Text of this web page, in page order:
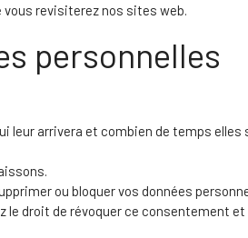
revisiterez nos sites web.
personnelles
leur arrivera et combien de temps elles
ou bloquer vos données
le droit de révoquer ce consentement et